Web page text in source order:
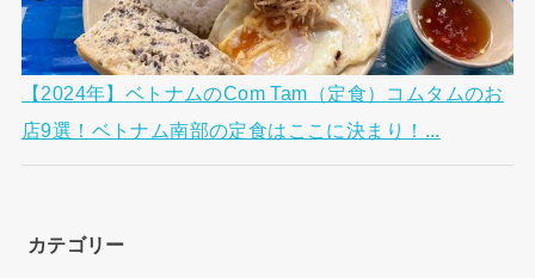
【2024年】ベトナムのCom Tam（定食）コムタムのお
店9選！ベトナム南部の定食はここに決まり！...
カテゴリー